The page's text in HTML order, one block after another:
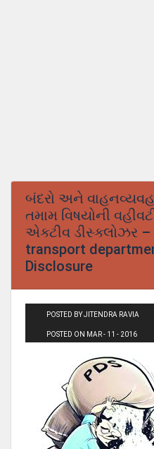
બંદરો અને
તમામ વિષયોની
એક્ટીવ ડીસ્‍ક્લોઝર –
transport
Disclosure
POSTED BY JITENDRA RAVIA
POSTED ON MAR - 11 - 2016